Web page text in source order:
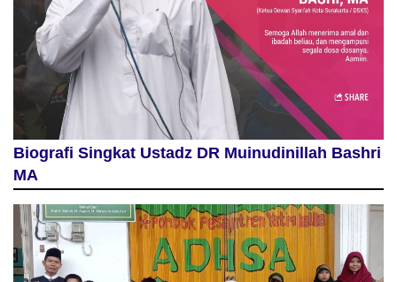
Biografi Singkat Ustadz DR Muinudinillah Bashri
MA